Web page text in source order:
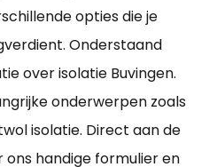
opties die je
Onderstaand
over isolatie Buvingen.
onderwerpen zoals
isolatie. Direct aan de
ons handige formulier en